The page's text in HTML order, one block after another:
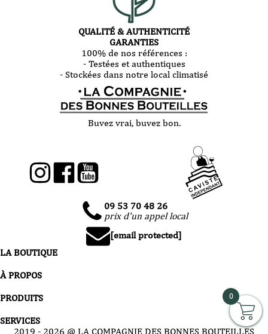
QUALITÉ & AUTHENTICITÉ
GARANTIES
100% de nos références :
- Testées et authentiques
- Stockées dans notre local climatisé
Buvez vrai, buvez bon.
09 53 70 48 26
prix d'un appel local
[email protected]
LA BOUTIQUE
À PROPOS
PRODUITS
SERVICES
2019 - 2026 @ LA COMPAGNIE DES BONNES BOUTEILLES
0